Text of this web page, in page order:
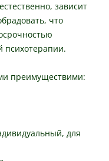
зависит
что
психотерапии.
преимуществими:
для